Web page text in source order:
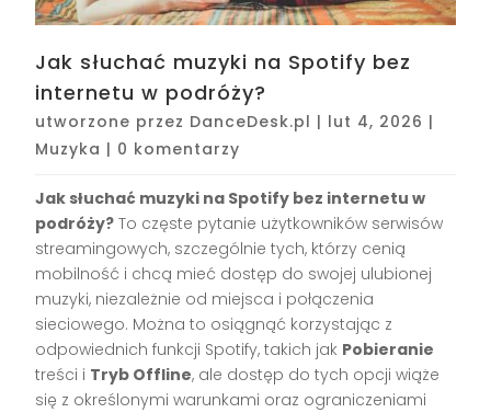
Jak słuchać muzyki na Spotify bez
internetu w podróży?
utworzone przez DanceDesk.pl | lut 4, 2026 |
Muzyka | 0 komentarzy
Jak słuchać muzyki na Spotify bez internetu w
podróży? To częste pytanie użytkowników serwisów
streamingowych, szczególnie tych, którzy cenią
mobilność i chcą mieć dostęp do swojej ulubionej
muzyki, niezależnie od miejsca i połączenia
sieciowego. Można to osiągnąć korzystając z
odpowiednich funkcji Spotify, takich jak Pobieranie
treści i Tryb Offline, ale dostęp do tych opcji wiąże
się z określonymi warunkami oraz ograniczeniami